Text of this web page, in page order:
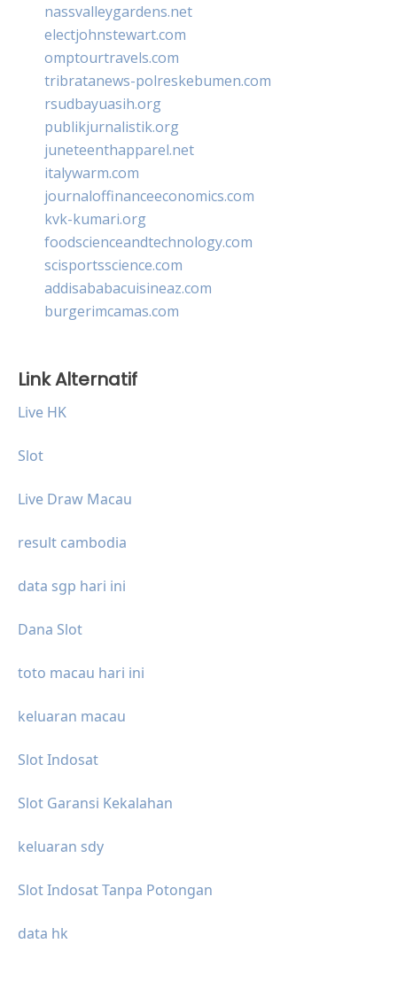
nassvalleygardens.net
electjohnstewart.com
omptourtravels.com
tribratanews-polreskebumen.com
rsudbayuasih.org
publikjurnalistik.org
juneteenthapparel.net
italywarm.com
journaloffinanceeconomics.com
kvk-kumari.org
foodscienceandtechnology.com
scisportsscience.com
addisababacuisineaz.com
burgerimcamas.com
Link Alternatif
Live HK
Slot
Live Draw Macau
result cambodia
data sgp hari ini
Dana Slot
toto macau hari ini
keluaran macau
Slot Indosat
Slot Garansi Kekalahan
keluaran sdy
Slot Indosat Tanpa Potongan
data hk